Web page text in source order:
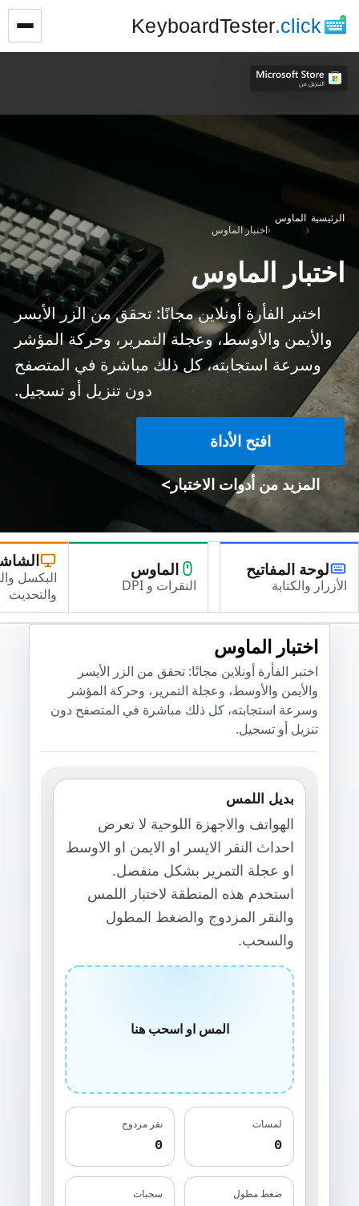
KeyboardTester.click
الرئيسية
›
الماوس
› اختبار الماوس
اختبار الماوس
اختبر الفأرة أونلاين مجانًا: تحقق من الزر الأيسر
والأيمن والأوسط، وعجلة التمرير، وحركة المؤشر
وسرعة استجابته، كل ذلك مباشرة في المتصفح
دون تنزيل أو تسجيل.
افتح الأداة
المزيد من أدوات الاختبار>
لوحة المفاتيح
الأزرار والكتابة
الماوس
النقرات و DPI
البكسل
والتحديث
اختبار الماوس
اختبر الفأرة أونلاين مجانًا: تحقق من الزر الأيسر
والأيمن والأوسط، وعجلة التمرير، وحركة المؤشر
وسرعة استجابته، كل ذلك مباشرة في المتصفح دون
تنزيل أو تسجيل.
بديل اللمس
الهواتف والاجهزة اللوحية لا تعرض
احداث النقر الايسر او الايمن او الاوسط
او عجلة التمرير بشكل منفصل.
استخدم هذه المنطقة لاختبار اللمس
والنقر المزدوج والضغط المطول
والسحب.
المس او اسحب هنا
لمسات
0
نقر مزدوج
0
ضغط مطول سحبات